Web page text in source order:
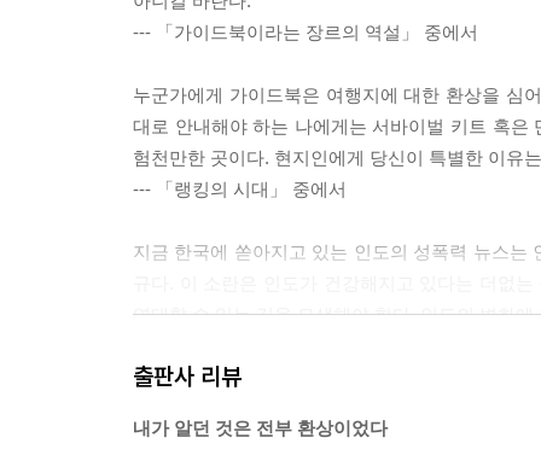
--- 「가이드북이라는 장르의 역설」 중에서
누군가에게 가이드북은 여행지에 대한 환상을 심
대로 안내해야 하는 나에게는 서바이벌 키트 혹
험천만한 곳이다. 현지인에게 당신이 특별한 이유
--- 「랭킹의 시대」 중에서
지금 한국에 쏟아지고 있는 인도의 성폭력 뉴스
연대할 수 있는 길을 모색해야 한다. 인도의 변화
카지노가 아니라 전 세대가 함께 즐길 수 있는 위
출판사 리뷰
내가 알던 것은 전부 환상이었다